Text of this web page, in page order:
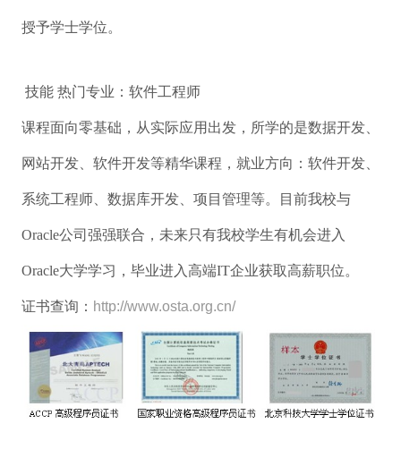
授予学士学位。
技能 热门专业：软件工程师
课程面向零基础，从实际应用出发，所学的是数据开发、
网站开发、软件开发等精华课程，就业方向：软件开发、
系统工程师、数据库开发、项目管理等。目前我校与
Oracle公司强强联合，未来只有我校学生有机会进入
Oracle大学学习，毕业进入高端IT企业获取高薪职位。
证书查询： http://www.osta.org.cn/